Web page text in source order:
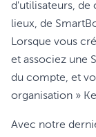
d'utilisateurs, de
lieux, de
Lorsque vous
et associez une
du compte, et
organisation »
Avec notre